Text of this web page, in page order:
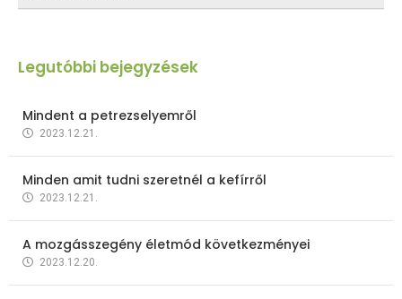
Legutóbbi bejegyzések
Mindent a petrezselyemről
2023.12.21.
Minden amit tudni szeretnél a kefírről
2023.12.21.
A mozgásszegény életmód következményei
2023.12.20.